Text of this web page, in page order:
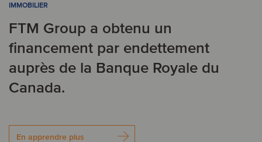
IMMOBILIER
FTM Group a obtenu un
financement par endettement
auprès de la Banque Royale du
Canada.
En apprendre plus